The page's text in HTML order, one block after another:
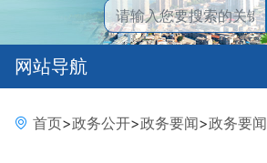
网站导航
首页>政务公开>政务要闻>政务要闻